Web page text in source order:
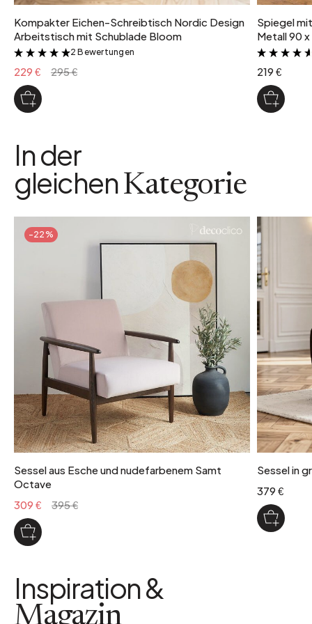
Kompakter Eichen-Schreibtisch Nordic Design
Arbeitstisch mit Schublade Bloom
&
2 Bewertungen
229 € 295 €
Spiegel
Metall 90
219 €
In der
gleichenKategorie
-22%
Sessel aus Esche und nudefarbenem Samt
Octave
309 €
395 €
Sessel in
379 €
Inspiration &
Magazin